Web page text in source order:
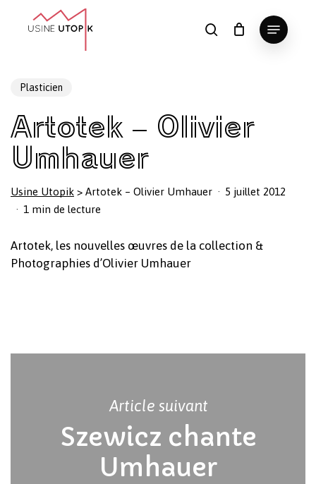
search
Menu
Panier Fermer
le
Plasticien
Artotek – Olivier
Umhauer
Usine Utopik > Artotek – Olivier Umhauer
5 juillet 2012
1 min de lecture
Artotek, les nouvelles œuvres de la collection &
Photographies d’Olivier Umhauer
Article suivant
Szewicz chante
Umhauer
Close